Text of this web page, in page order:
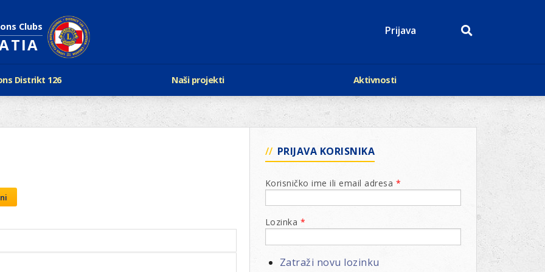
Clubs Prijava
Distrikt 126
Lionsa
i Leo klubovi
rukovodstvo D-126
Kabinet
Naši projekti
LCIF
Razmjena mladeži i kamp
Regata jedrima protiv droge
Aktivnosti
Događaji
Kalendar
Lions Magazin
PRIJAVA KORISNIKA
Korisničko ime ili email adresa *
Lozinka *
Zatraži novu lozinku